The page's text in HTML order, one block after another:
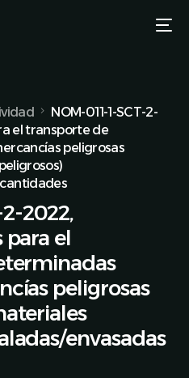
NOM-011-1-SCT-2-
el transporte de
peligrosas
2022,
para el
peligrosas
envasadas